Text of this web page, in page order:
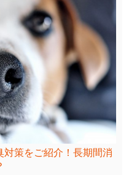
策をご紹介！長期間消